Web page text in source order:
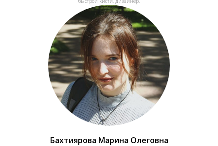
Бахтиярова Марина Олеговна